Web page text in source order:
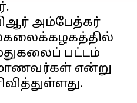
அம்பேத்கர்
பட்டம்
என்று